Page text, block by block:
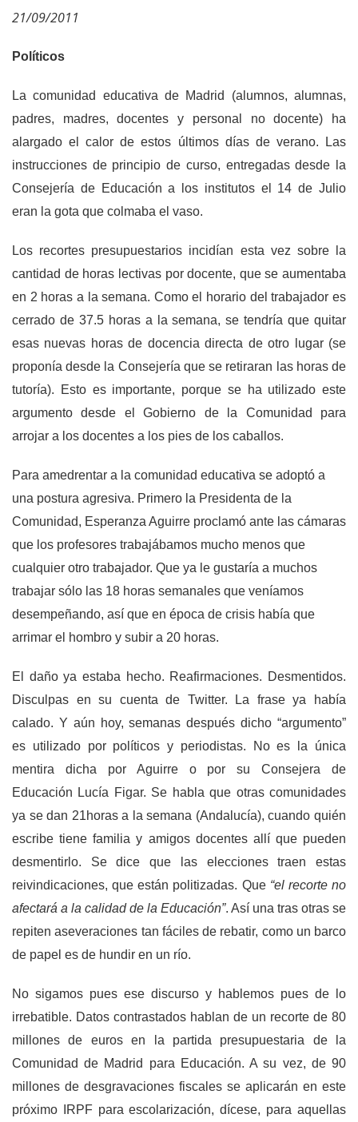
21/09/2011
Políticos
La comunidad educativa de Madrid (alumnos, alumnas,
padres, madres, docentes y personal no docente) ha
alargado el calor de estos últimos días de verano. Las
instrucciones de principio de curso, entregadas desde la
Consejería de Educación a los institutos el 14 de Julio
eran la gota que colmaba el vaso.
Los recortes presupuestarios incidían esta vez sobre la
cantidad de horas lectivas por docente, que se aumentaba
en 2 horas a la semana. Como el horario del trabajador es
cerrado de 37.5 horas a la semana, se tendría que quitar
esas nuevas horas de docencia directa de otro lugar (se
proponía desde la Consejería que se retiraran las horas de
tutoría). Esto es importante, porque se ha utilizado este
argumento desde el Gobierno de la Comunidad para
arrojar a los docentes a los pies de los caballos.
Para amedrentar a la comunidad educativa se adoptó a
una postura agresiva. Primero la Presidenta de la
Comunidad, Esperanza Aguirre proclamó ante las cámaras
que los profesores trabajábamos mucho menos que
cualquier otro trabajador. Que ya le gustaría a muchos
trabajar sólo las 18 horas semanales que veníamos
desempeñando, así que en época de crisis había que
arrimar el hombro y subir a 20 horas.
El daño ya estaba hecho. Reafirmaciones. Desmentidos.
Disculpas en su cuenta de Twitter. La frase ya había
calado. Y aún hoy, semanas después dicho “argumento”
es utilizado por políticos y periodistas. No es la única
mentira dicha por Aguirre o por su Consejera de
Educación Lucía Figar. Se habla que otras comunidades
ya se dan 21horas a la semana (Andalucía), cuando quién
escribe tiene familia y amigos docentes allí que pueden
desmentirlo. Se dice que las elecciones traen estas
reivindicaciones, que están politizadas. Que “el recorte no
afectará a la calidad de la Educación”. Así una tras otras se
repiten aseveraciones tan fáciles de rebatir, como un barco
de papel es de hundir en un río.
No sigamos pues ese discurso y hablemos pues de lo
irrebatible. Datos contrastados hablan de un recorte de 80
millones de euros en la partida presupuestaria de la
Comunidad de Madrid para Educación. A su vez, de 90
millones de desgravaciones fiscales se aplicarán en este
próximo IRPF para escolarización, dícese, para aquellas